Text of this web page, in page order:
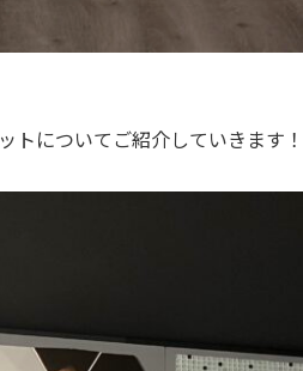
トについてご紹介していきます！